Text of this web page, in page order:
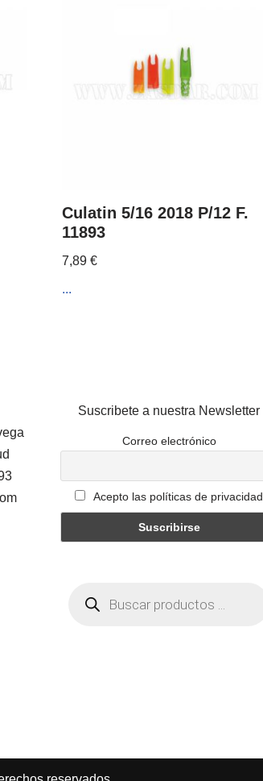
Culatin 5/16 2018 P/12 F.
11893
7,89€
...
Suscribete a nuestra Newsletter
Correo electrónico
Acepto las políticas de privacidad